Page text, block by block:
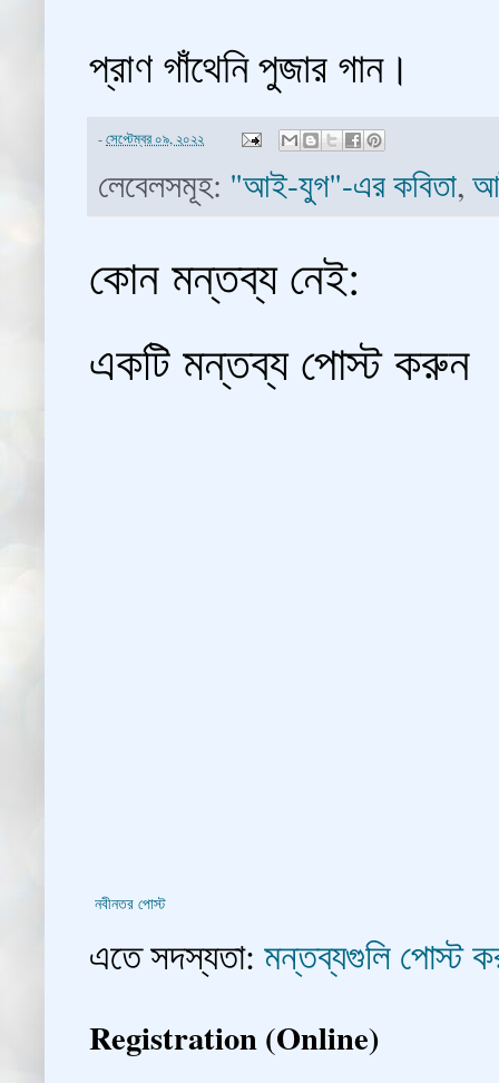
প্রাণ গাঁথেনি পুজার গান।
-সেপ্টেম্বর ০৯, ২০২২
লেবেলসমূহ: "আই-যুগ"-এর কবিতা,
কোন মন্তব্য নেই:
একটি মন্তব্য পোস্ট করুন
নবীনতর পোস্ট
এতে সদস্যতা: মন্তব্যগুলি পোস্ট
Registration (Online)